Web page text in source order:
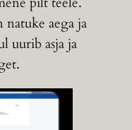
natuke aega ja
uurib asja ja